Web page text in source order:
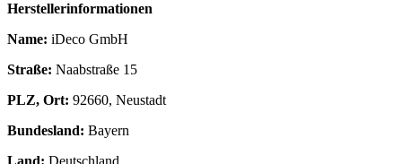
Herstellerinformationen
Name: iDeco GmbH
Straße: Naabstraße 15
PLZ, Ort: 92660, Neustadt
Bundesland: Bayern